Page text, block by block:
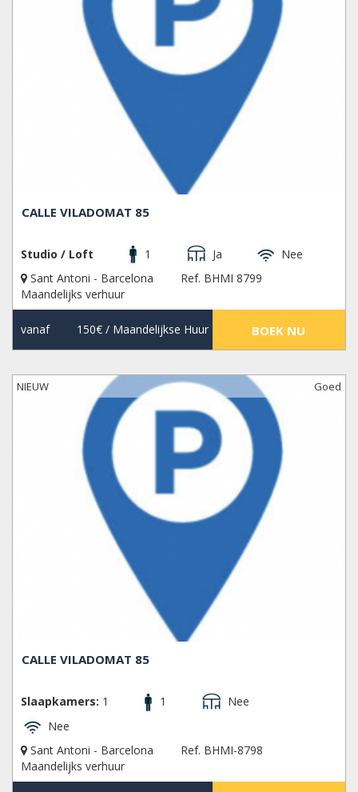
CALLE VILADOMAT 85
Studio / Loft 1 Ja
Nee
Sant Antoni - Barcelona
Ref. BHMI 8799
Maandelijks verhuur
vanaf 150€/ Maandelijkse Huur BOEK NU
NIEUW Goed
CALLE VILADOMAT 85
Slaapkamers: 1 1
Nee
Nee
Sant Antoni - Barcelona
Ref. BHMI-8798
Maandelijks verhuur